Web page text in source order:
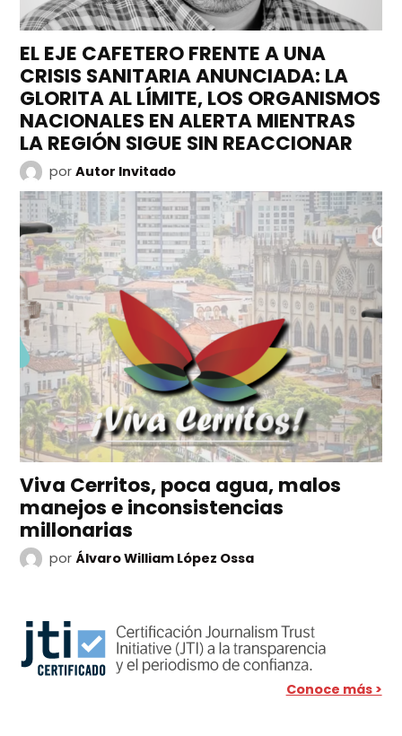
EL EJE CAFETERO FRENTE A UNA
CRISIS SANITARIA ANUNCIADA: LA
GLORITA AL LÍMITE, LOS ORGANISMOS
NACIONALES EN ALERTA MIENTRAS
LA REGIÓN SIGUE SIN REACCIONAR
por Autor Invitado
Viva Cerritos, poca agua, malos
manejos e inconsistencias
millonarias
por Álvaro William López Ossa
Conoce más >